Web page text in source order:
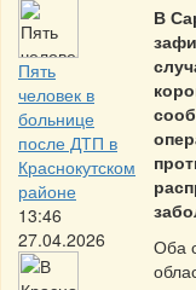
Пять
человек в
больнице
после ДТП в
Краснокутском
районе
13:46
27.04.2026
В
Оба